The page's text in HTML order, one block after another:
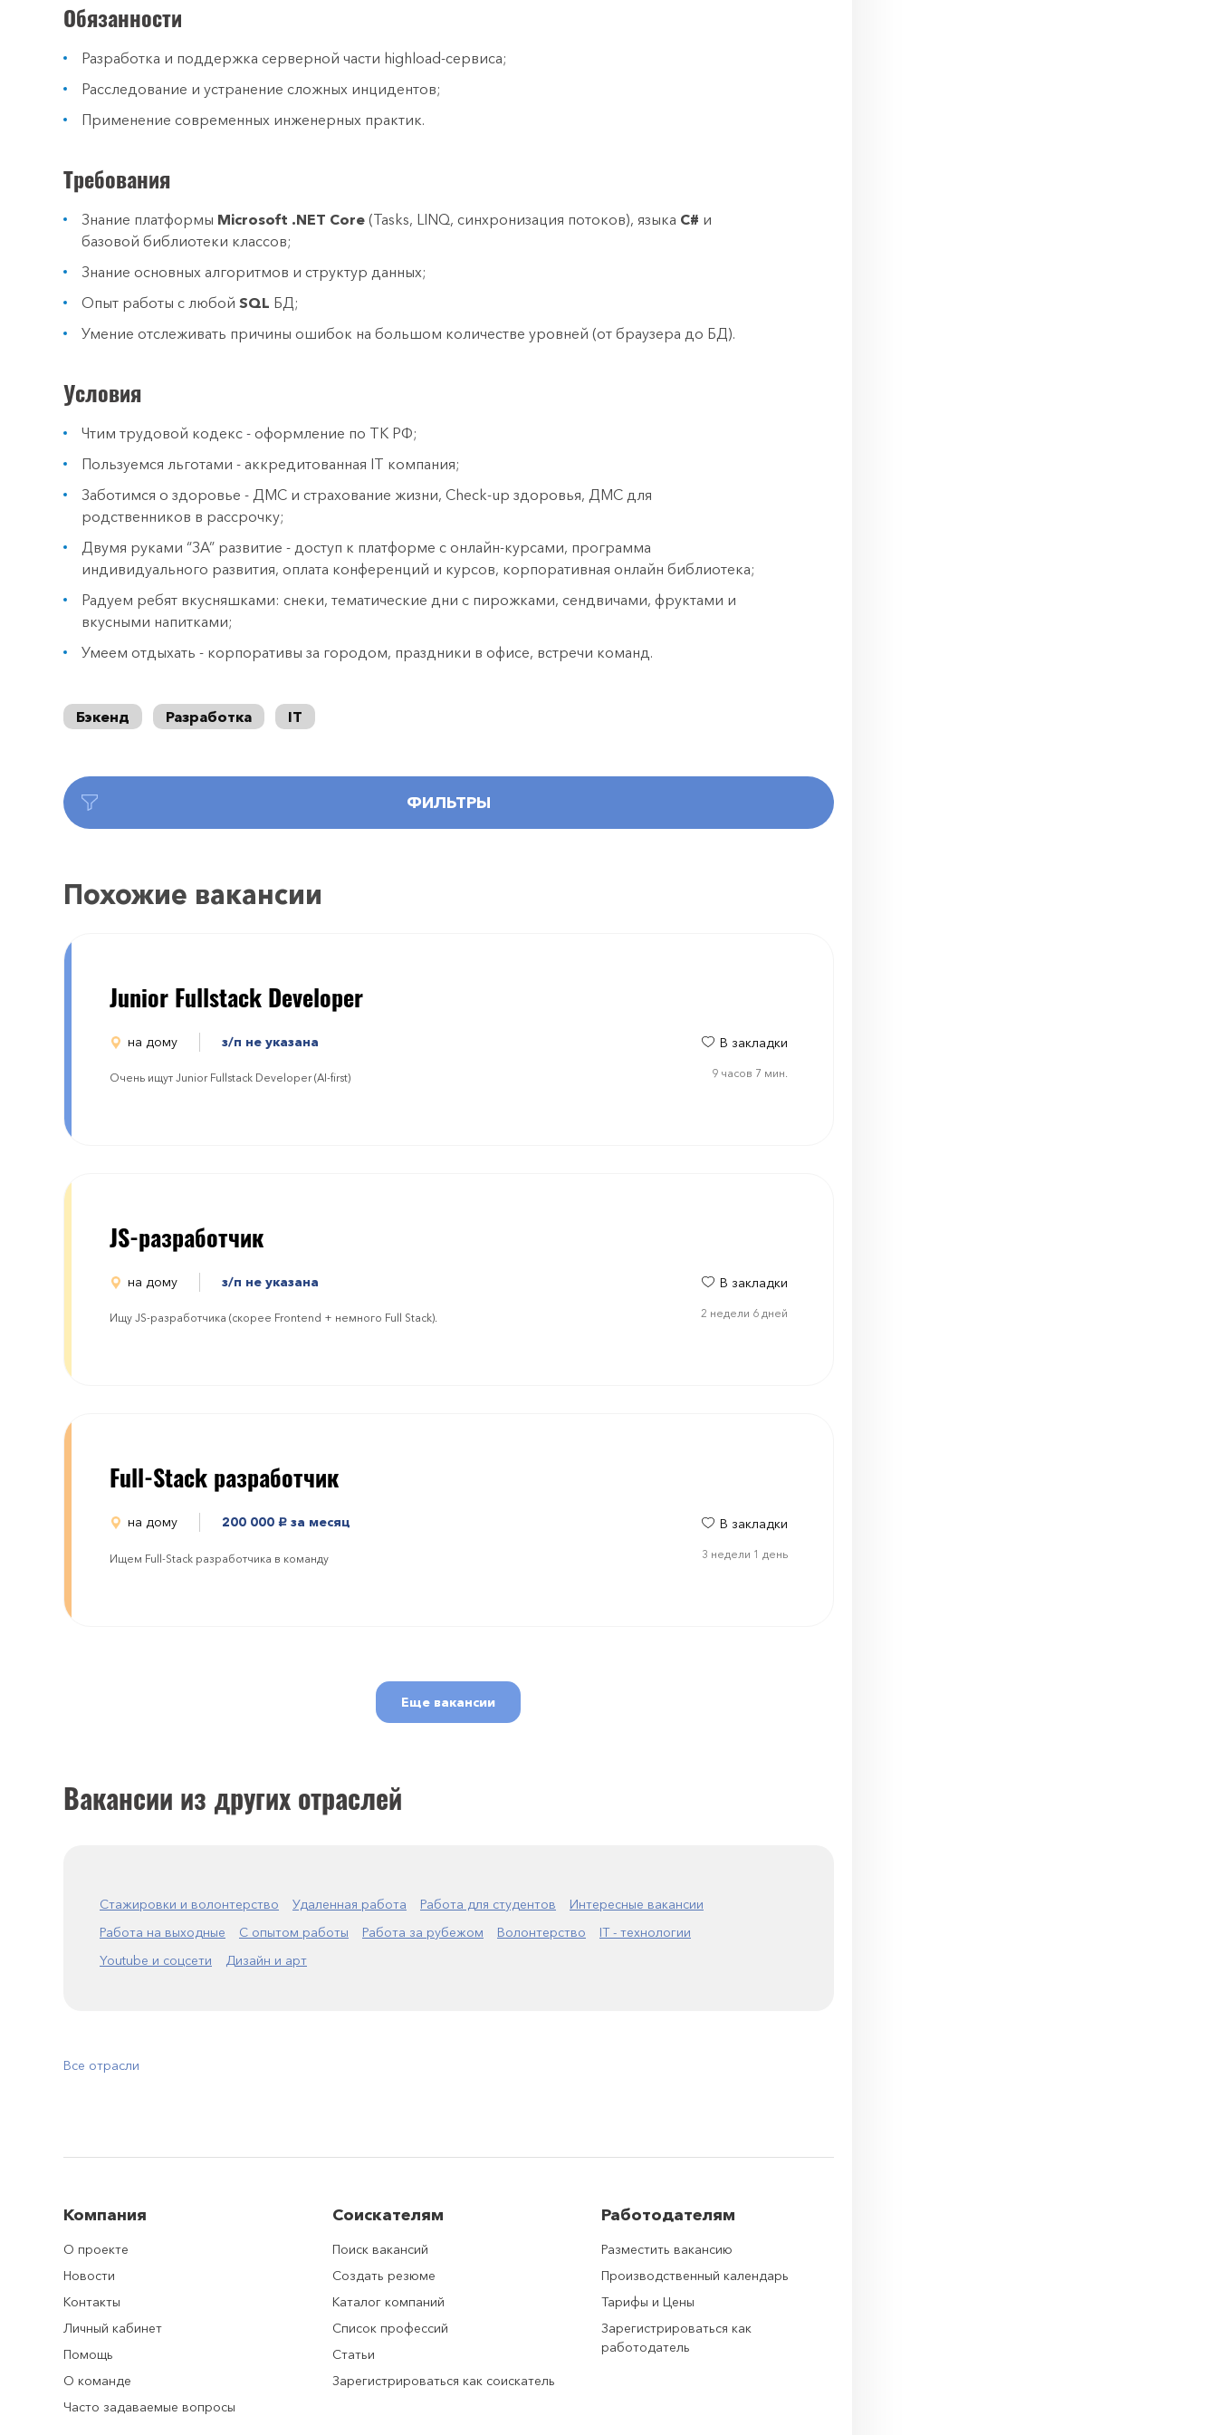
Обязанности
Разработка и поддержка серверной части highload-сервиса;
Расследование и устранение сложных инцидентов;
Применение современных инженерных практик.
Требования
Знание платформы Microsoft .NET Core (Tasks, LINQ, синхронизация потоков), языка С# и
базовой библиотеки классов;
Знание основных алгоритмов и структур данных;
Опыт работы с любой SQL БД;
Умение отслеживать причины ошибок на большом количестве уровней (от браузера до БД).
Условия
Чтим трудовой кодекс - оформление по ТК РФ;
Пользуемся льготами - аккредитованная IT компания;
Заботимся о здоровье - ДМС и страхование жизни, Check-up здоровья, ДМС для
родственников в рассрочку;
Двумя руками “ЗА” развитие - доступ к платформе с онлайн-курсами, программа
индивидуального развития, оплата конференций и курсов, корпоративная онлайн библиотека;
Радуем ребят вкусняшками: снеки, тематические дни с пирожками, сендвичами, фруктами и
вкусными напитками;
Умеем отдыхать - корпоративы за городом, праздники в офисе, встречи команд.
Бэкенд Разработка IT
ФИЛЬТРЫ
Похожие вакансии
Junior Fullstack Developer
на дому з/п не указана
Очень ищут Junior Fullstack Developer (AI-first)
В закладки
9 часов 7 мин.
JS-разработчик
на дому з/п не указана
Ищу JS-разработчика (скорее Frontend + немного Full Stack).
В закладки
2 недели 6 дней
Full-Stack разработчик
на дому 200 000 руб. за месяц
Ищем Full-Stack разработчика в команду
В закладки
3 недели 1 день
Еще вакансии
Вакансии из других отраслей
Стажировки и волонтерство Удаленная работа Работа для студентов
Интересные вакансии
Работа на выходные
С опытом работы Работа за рубежом Волонтерство
IT - технологии
Youtube и соцсети
Дизайн и арт
Все отрасли
Компания
О проекте
Новости
Контакты
Личный кабинет
Помощь
О команде
Часто задаваемые вопросы
Соискателям
Поиск вакансий
Создать резюме
Каталог компаний
Список профессий
Статьи
Зарегистрироваться как соискатель
Работодателям
Разместить вакансию
Производственный календарь
Тарифы и Цены
Зарегистрироваться как
работодатель